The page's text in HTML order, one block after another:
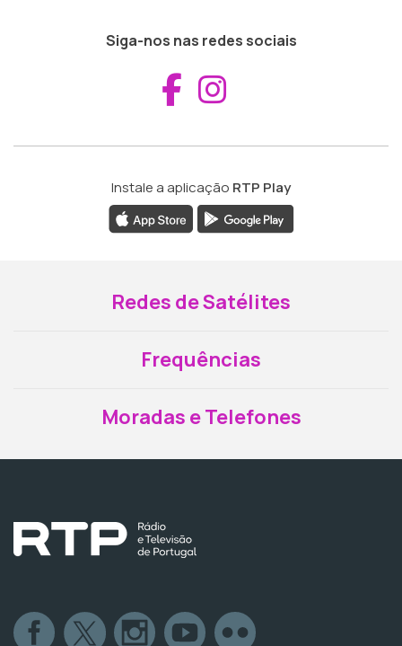
Siga-nos nas redes sociais
Aceder ao
Instale a aplicação RTP Play
Redes de Satélites
Frequências
Moradas e Telefones